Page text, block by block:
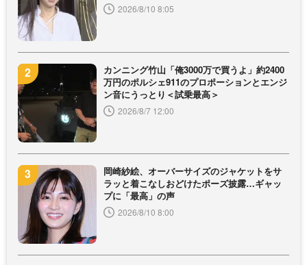
2026/8/10 8:05
カンニング竹山「俺3000万で買うよ」約2400
万円のポルシェ911のプロポーションとエンジ
ン音にうっとり＜試乗最高＞
2026/8/7 12:00
岡崎紗絵、オーバーサイズのジャケットをサ
ラッと着こなしおどけたポーズ披露…ギャッ
プに「最高」の声
2026/8/10 8:00